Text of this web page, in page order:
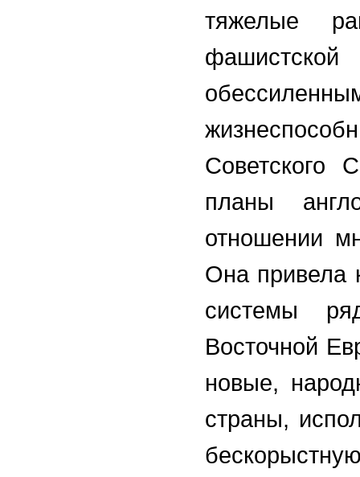
тяжелые
Советского
планы
отношении
Она привела
системы
Восточной
новые,
страны,